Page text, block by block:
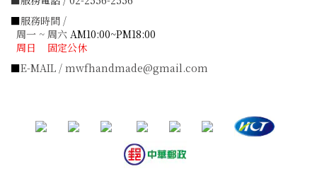
■服務時間 /
周一 ~ 周六 AM10:00~PM18:00
周日 固定公休
■E-MAIL / mwfhandmade@gmail.com